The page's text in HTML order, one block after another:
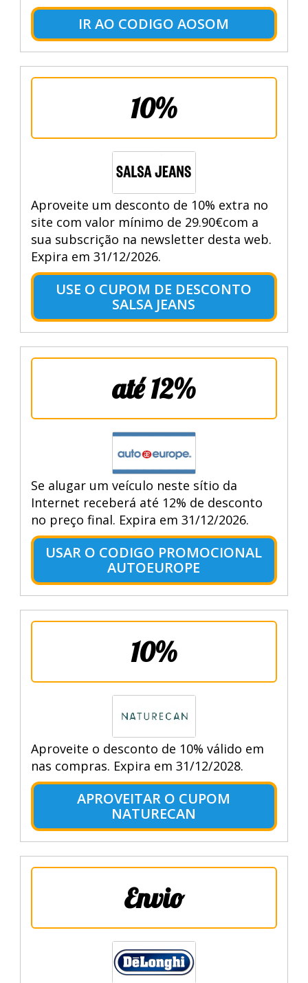
IR AO CODIGO AOSOM
10%
Aproveite um desconto de 10% extra no
site com valor mínimo de 29.90€com a
sua subscrição na newsletter desta web.
Expira em 31/12/2026.
USE O CUPOM DE DESCONTO
SALSA JEANS
até 12%
Se alugar um veículo neste sítio da
Internet receberá até 12% de desconto
no preço final. Expira em 31/12/2026.
USAR O CODIGO PROMOCIONAL
AUTOEUROPE
10%
Aproveite o desconto de 10% válido em
nas compras. Expira em 31/12/2028.
APROVEITAR O CUPOM
NATURECAN
Envio